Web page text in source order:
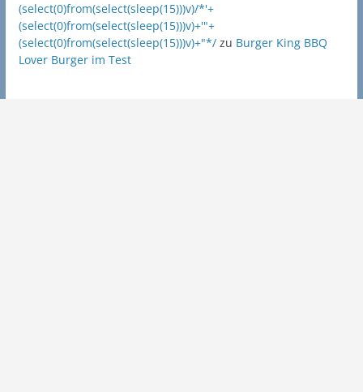
(select(0)from(select(sleep(15)))v)/*'+
(select(0)from(select(sleep(15)))v)+'"+
(select(0)from(select(sleep(15)))v)+"*/zu Burger King BBQ
Lover Burger im Test